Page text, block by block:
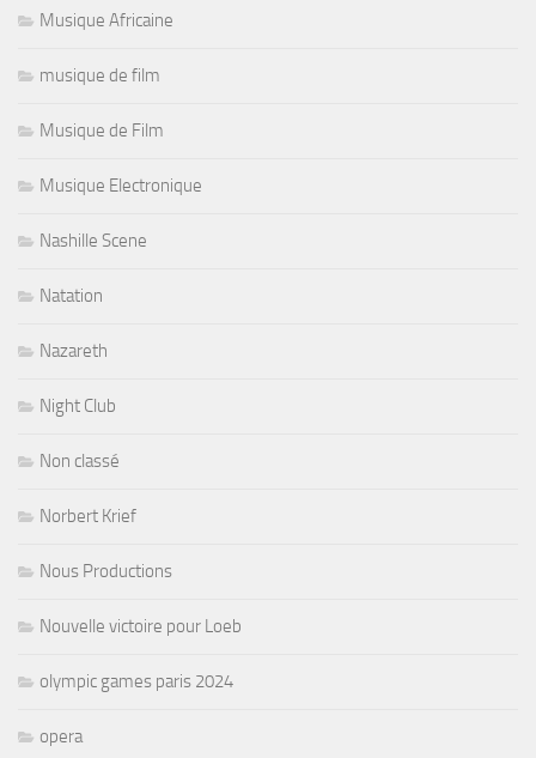
Musique Africaine
musique de film
Musique de Film
Musique Electronique
Nashille Scene
Natation
Nazareth
Night Club
Non classé
Norbert Krief
Nous Productions
Nouvelle victoire pour Loeb
olympic games paris 2024
opera